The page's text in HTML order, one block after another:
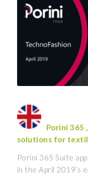
Porini 365
solutions for
Porini 365 Suite
in the April 2019’s